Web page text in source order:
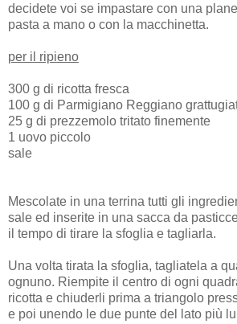
decidete voi se impastare con una
pasta a mano o con la macchinetta.
per il ripieno
300 g di ricotta fresca
100 g di Parmigiano Reggiano
25 g di prezzemolo tritato finemente
1 uovo piccolo
sale
Mescolate in una terrina tutti gli
sale ed inserite in una sacca da
il tempo di tirare la sfoglia e tagliarla.
Una volta tirata la sfoglia, tagliatela a
ognuno. Riempite il centro di ogni
ricotta e chiuderli prima a triangolo
e poi unendo le due punte del lato più